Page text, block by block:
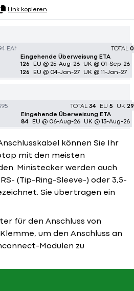
Link kopieren
EAN:
TOTAL 0
Eingehende Überweisung ETA
126
EU @ 25-Aug-26
UK @ 01-Sep-26
126
EU @ 04-Jan-27 UK @ 11-Jan-27
TOTAL 34 EU 5 UK 29
Eingehende Überweisung ETA
84
EU @ 06-Aug-26 UK @ 13-Aug-26
können Sie Ihr
mit den meisten
Ministecker werden auch
(Tip-Ring-Sleeve-) oder 3,5-
Sie übertragen ein
für den Anschluss von
um den Anschluss an
Modulen zu